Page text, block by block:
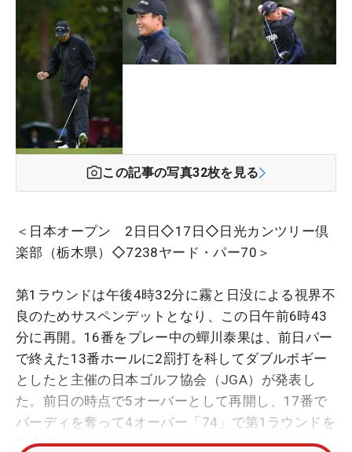
この記事の写真32枚を見る
＜日本オープン 2日日◇17日◇日光カンツリー倶
楽部（栃木県）◇7238ヤード・パー70＞
第1ラウンドは午後4時32分に霧と日没による視界不
良のためサスペンデットとなり、この日午前6時43
分に再開。16番をプレー中の蟬川泰果は、前日パー
で終えた13番ホールに2罰打を科してダブルボギー
としたと主催の日本ゴルフ協会（JGA）が発表し
た。前日の時点で5オーバーとして再開し、17番で
バーディを奪って4オーバー「74」で第1ラウンドを
終えていた。